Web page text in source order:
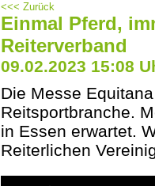
<<< Zurück
Einmal Pferd,
Reiterverband
09.02.2023 15:08
Die Messe
Reitsportbranche.
in Essen erwartet.
Reiterlichen